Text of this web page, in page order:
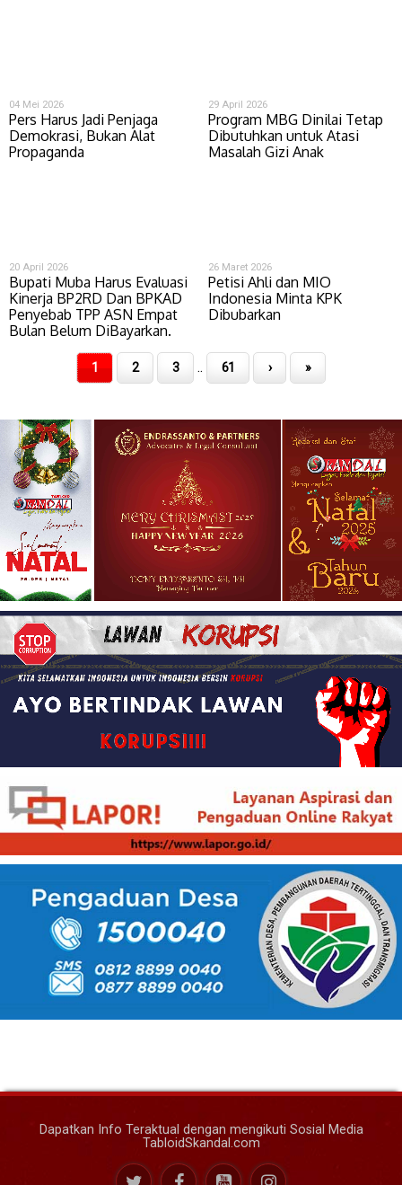
04 Mei 2026
Pers Harus Jadi Penjaga
Demokrasi, Bukan Alat
Propaganda
29 April 2026
Program MBG Dinilai Tetap
Dibutuhkan untuk Atasi
Masalah Gizi Anak
20 April 2026
Bupati Muba Harus Evaluasi
Kinerja BP2RD Dan BPKAD
Penyebab TPP ASN Empat
Bulan Belum DiBayarkan.
26 Maret 2026
Petisi Ahli dan MIO
Indonesia Minta KPK
Dibubarkan
1 2 3 .. 61 › »
Dapatkan Info Teraktual dengan mengikuti Sosial Media
TabloidSkandal.com